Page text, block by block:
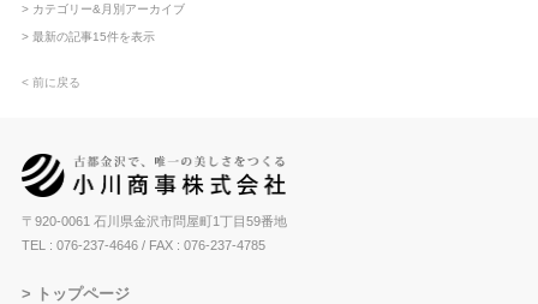
> カテゴリー&月別アーカイブ
> 最新の記事15件を表示
< 前に戻る
〒920-0061 石川県金沢市問屋町1丁目59番地
TEL : 076-237-4646/ FAX : 076-237-4785
トップページ